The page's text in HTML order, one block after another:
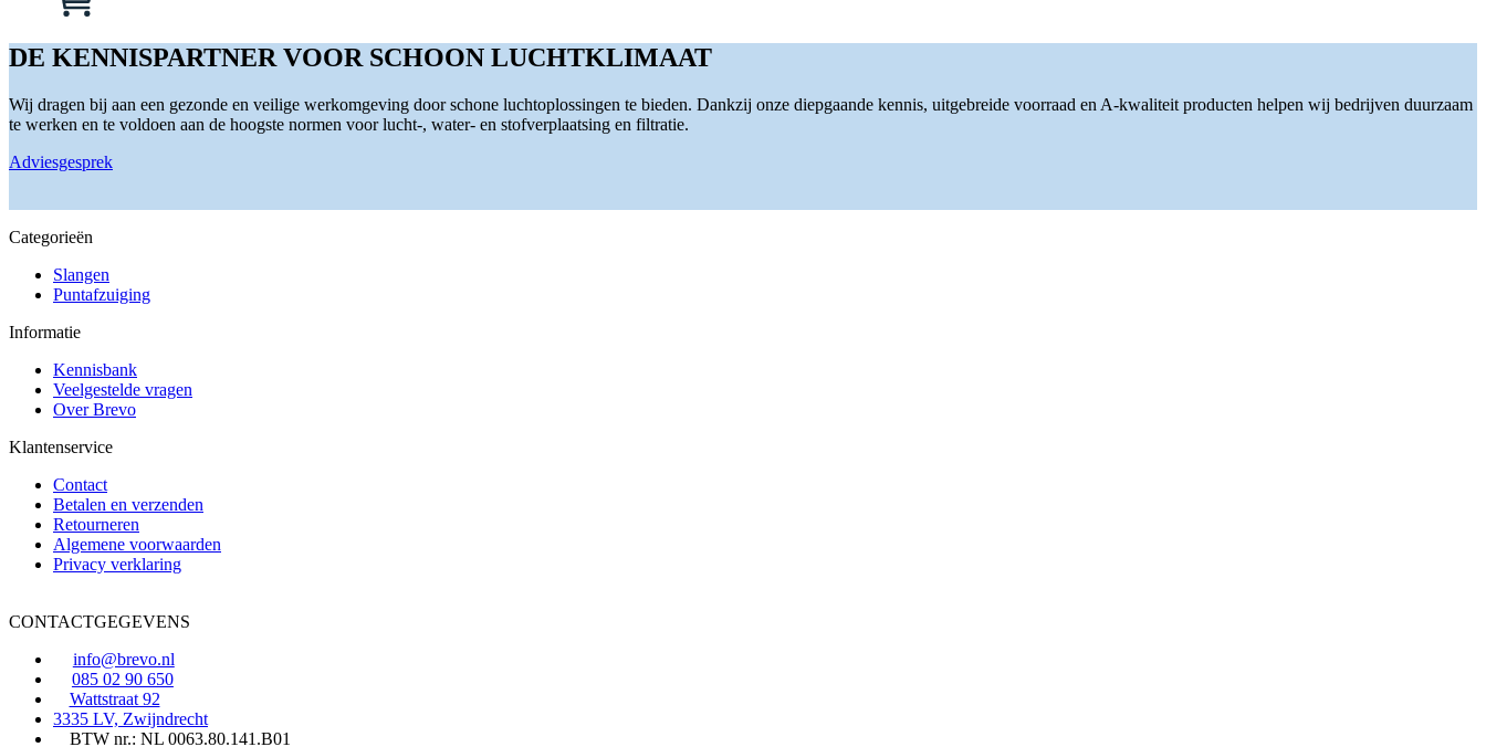
worden
op
productpagina
meerdere
variaties.
optie
kan
worden
de
DE KENNISPARTNER VOOR SCHOON LUCHTKLIMAAT
Wij dragen bij aan een gezonde en veilige werkomgeving door schone luchtoplossingen te bieden. Dankzij onze diepgaande kennis, uitgebreide voorraad en A-kwaliteit producten helpen wij bedrijven duurzaam
te werken en te voldoen aan de hoogste normen voor lucht-, water- en stofverplaatsing en filtratie.
Adviesgesprek
Categorieën
Slangen
Puntafzuiging
Informatie
Kennisbank
Veelgestelde vragen
Over Brevo
Klantenservice
Contact
Betalen en verzenden
Retourneren
Algemene voorwaarden
Privacy verklaring
CONTACTGEGEVENS
info@brevo.nl
085 02 90 650
Wattstraat 92
3335 LV, Zwijndrecht
BTW nr.: NL 0063.80.141.B01